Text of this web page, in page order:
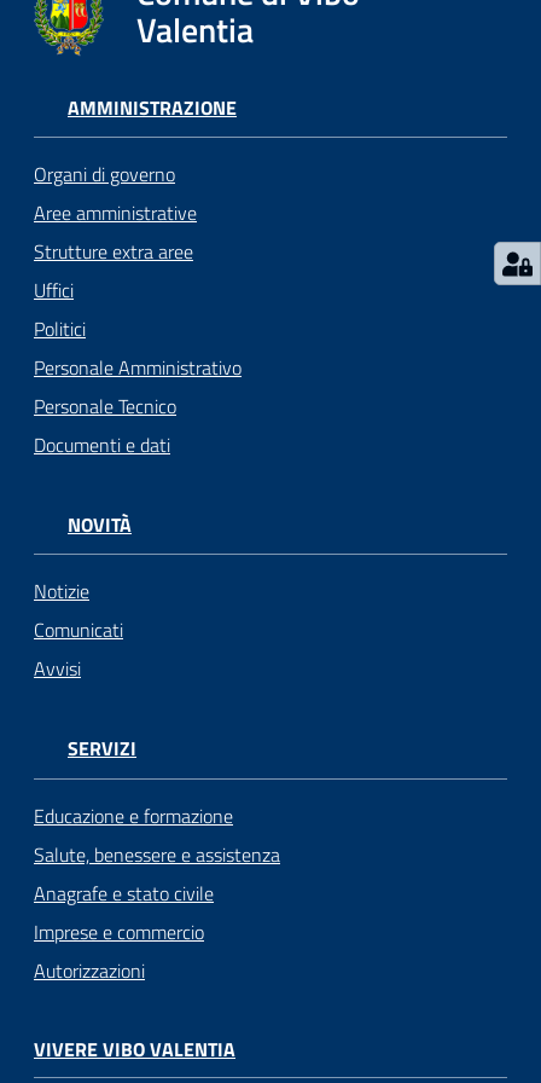
argomenti...
Seguici
su
Valentia
AMMINISTRAZIONE
Organi di governo
Aree amministrative
Strutture extra aree
Uffici
Politici
Personale Amministrativo
Personale Tecnico
Documenti e dati
NOVITÀ
Notizie
Comunicati
Avvisi
SERVIZI
Educazione e formazione
Salute, benessere e assistenza
Anagrafe e stato civile
Imprese e commercio
Autorizzazioni
VIVERE VIBO VALENTIA